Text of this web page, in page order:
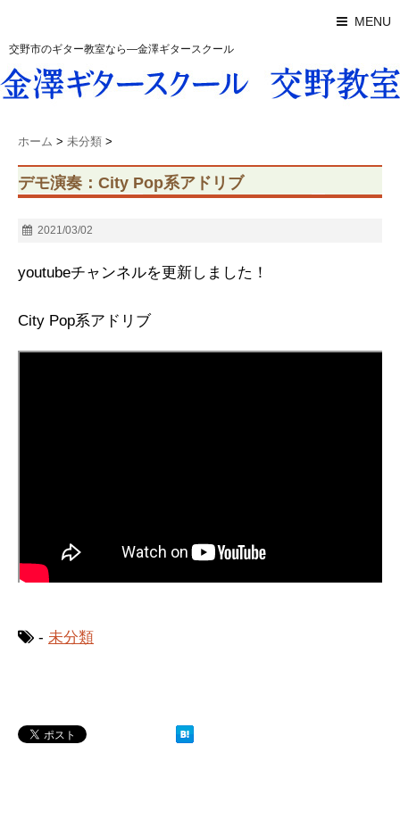
MENU
交野市のギター教室なら―金澤ギタースクール
ホーム > 未分類 >
デモ演奏：City Pop系アドリブ
2021/03/02
youtubeチャンネルを更新しました！
City Pop系アドリブ
- 未分類